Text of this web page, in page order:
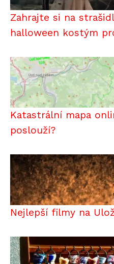
Zahrajte si na
halloween kostým
Katastrální mapa
poslouží?
Nejlepší filmy na